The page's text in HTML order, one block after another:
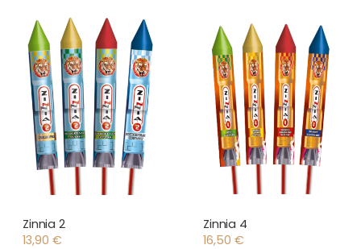
Zinnia 2
13,90 €
Zinnia 4
16,50 €